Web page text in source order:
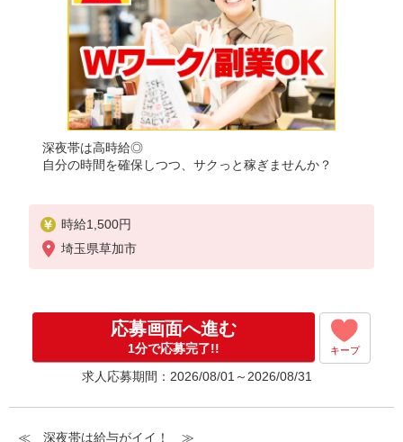
深夜帯は高時給◎
自分の時間を確保しつつ、サクっと稼ぎませんか？
時給1,500円
埼玉県草加市
応募画面へ進む
1分で応募完了!! キープ
求人応募期間：2026/08/01～2026/08/31
≪ 深夜帯は給与がイイ！ ≫